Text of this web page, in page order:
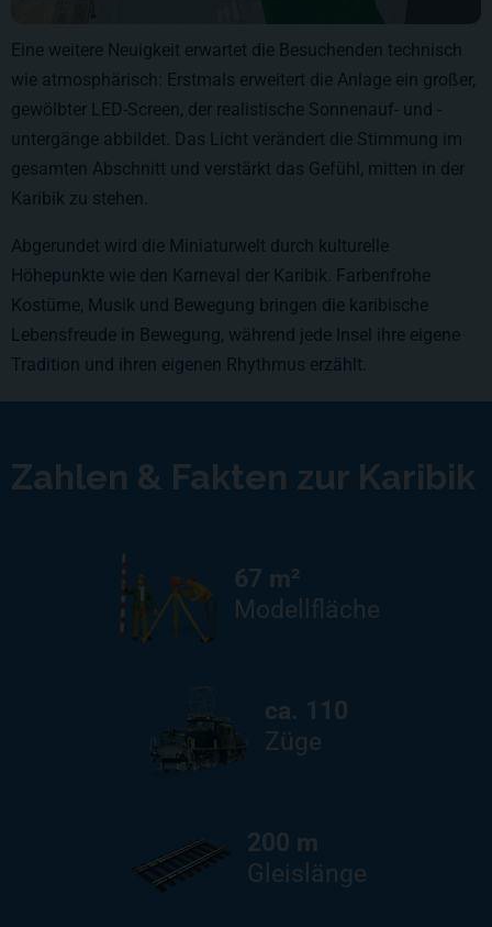
Eine weitere Neuigkeit erwartet die Besuchenden technisch
wie atmosphärisch: Erstmals erweitert die Anlage ein großer,
gewölbter LED-Screen, der realistische Sonnenauf- und -
untergänge abbildet. Das Licht verändert die Stimmung im
gesamten Abschnitt und verstärkt das Gefühl, mitten in der
Karibik zu stehen.
Abgerundet wird die Miniaturwelt durch kulturelle
Höhepunkte wie den Karneval der Karibik. Farbenfrohe
Kostüme, Musik und Bewegung bringen die karibische
Lebensfreude in Bewegung, während jede Insel ihre eigene
Tradition und ihren eigenen Rhythmus erzählt.
Zahlen & Fakten zur Karibik
67 m²
Modellfläche
ca. 110
Züge
200 m
Gleislänge